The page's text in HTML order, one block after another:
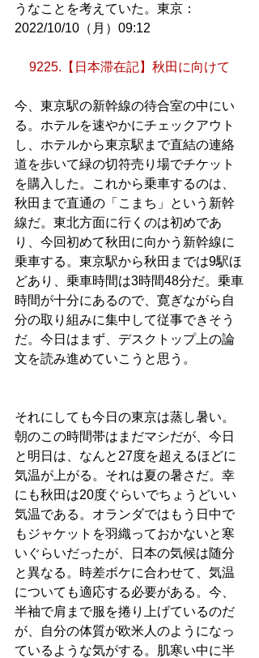
うなことを考えていた。東京：
2022/10/10（月）09:12
9225.【日本滞在記】秋田に向けて
今、東京駅の新幹線の待合室の中にい
る。ホテルを速やかにチェックアウト
し、ホテルから東京駅まで直結の連絡
道を歩いて緑の切符売り場でチケット
を購入した。これから乗車するのは、
秋田まで直通の「こまち」という新幹
線だ。東北方面に行くのは初めであ
り、今回初めて秋田に向かう新幹線に
乗車する。東京駅から秋田までは9駅ほ
どあり、乗車時間は3時間48分だ。乗車
時間が十分にあるので、寛ぎながら自
分の取り組みに集中して従事できそう
だ。今日はまず、デスクトップ上の論
文を読み進めていこうと思う。
それにしても今日の東京は蒸し暑い。
朝のこの時間帯はまだマシだが、今日
と明日は、なんと27度を超えるほどに
気温が上がる。それは夏の暑さだ。幸
にも秋田は20度ぐらいでちょうどいい
気温である。オランダではもう日中で
もジャケットを羽織っておかないと寒
いぐらいだったが、日本の気候は随分
と異なる。時差ボケに合わせて、気温
についても適応する必要がある。今、
半袖で肩まで服を捲り上げているのだ
が、自分の体質が欧米人のようになっ
ているような気がする。肌寒い中に半